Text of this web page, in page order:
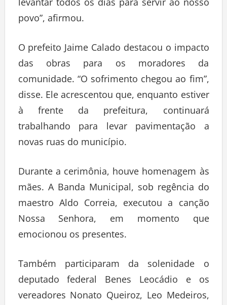
povo”, afirmou.
O prefeito Jaime Calado destacou o impacto
das obras para os moradores da
comunidade. “O sofrimento chegou ao fim”,
disse. Ele acrescentou que, enquanto estiver
à frente da prefeitura, continuará
trabalhando para levar pavimentação a
novas ruas do município.
Durante a cerimônia, houve homenagem às
mães. A Banda Municipal, sob regência do
maestro Aldo Correia, executou a canção
Nossa Senhora, em momento que
emocionou os presentes.
Também participaram da solenidade o
deputado federal Benes Leocádio e os
vereadores Nonato Queiroz, Leo Medeiros,